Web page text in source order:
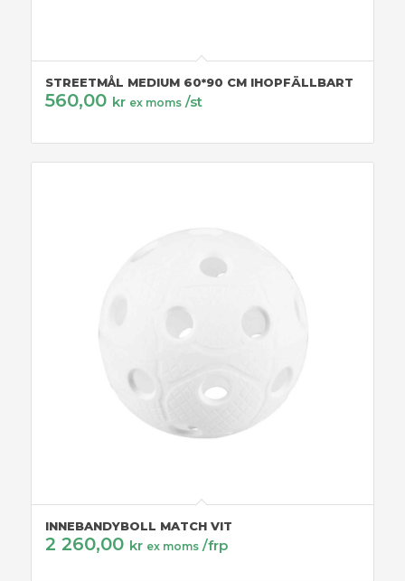
STREETMÅL MEDIUM 60*90 CM IHOPFÄLLBART
560,00 kr ex moms /st
INNEBANDYBOLL MATCH VIT
2 260,00 kr ex moms /frp